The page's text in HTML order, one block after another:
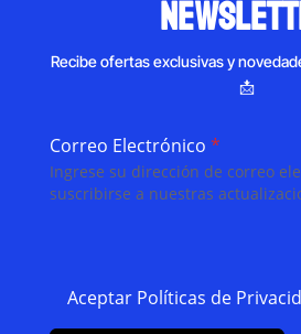
Recibe ofertas exclusivas y
📩
Correo Electrónico *
Ingrese su dirección de correo
suscribirse a nuestras
Aceptar Políticas de